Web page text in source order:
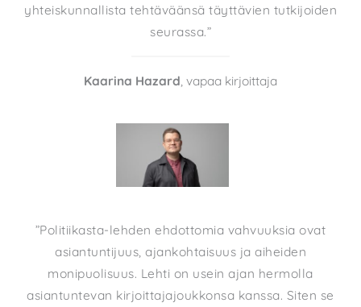
yhteiskunnallista tehtäväänsä täyttävien tutkijoiden
seurassa.”
Kaarina Hazard, vapaa kirjoittaja
”Politiikasta-lehden ehdottomia vahvuuksia ovat
asiantuntijuus, ajankohtaisuus ja aiheiden
monipuolisuus. Lehti on usein ajan hermolla
asiantuntevan kirjoittajajoukkonsa kanssa. Siten se